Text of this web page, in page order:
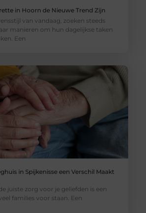
in Hoorn de Nieuwe Trend Zijn
van vandaag, zoeken steeds
manieren om hun dagelijkse taken
Een
in Spijkenisse een Verschil Maakt
juiste zorg voor je geliefden is een
families voor staan. Een